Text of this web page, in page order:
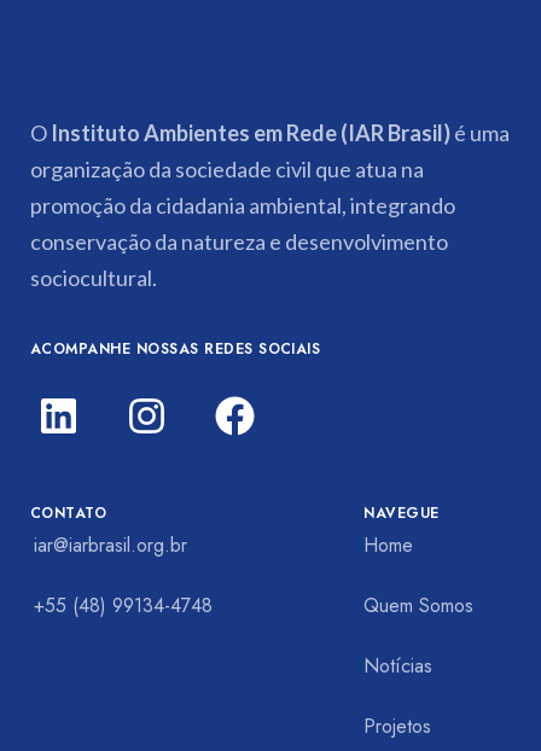
O Instituto Ambientes em Rede (IAR Brasil)é uma
organização da sociedade civil que atua na
promoção da cidadania ambiental, integrando
conservação da natureza e desenvolvimento
sociocultural.
ACOMPANHE NOSSAS REDES SOCIAIS
NAVEGUE
Home
Quem Somos
Notícias
Projetos
CONTATO
iar@iarbrasil.org.br
+55 (48) 99134-4748